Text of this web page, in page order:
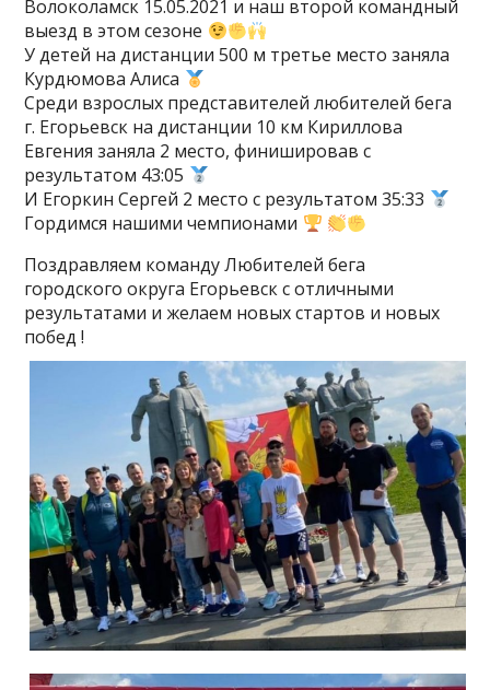
Волоколамск 15.05.2021 и наш второй командный
выезд в этом сезоне
У детей на дистанции 500 м третье место заняла
Курдюмова Алиса
Среди взрослых представителей любителей бега
г. Егорьевск на дистанции 10 км Кириллова
Евгения заняла 2 место, финишировав с
результатом 43:05
И Егоркин Сергей 2 место с результатом 35:33
Гордимся нашими чемпионами
Поздравляем команду Любителей бега
городского округа Егорьевск с отличными
результатами и желаем новых стартов и новых
побед !